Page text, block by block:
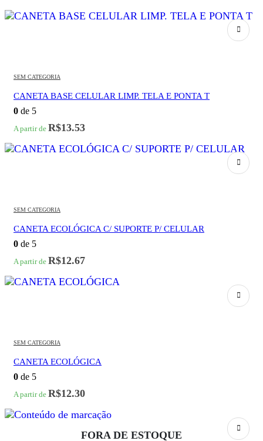
SEM CATEGORIA
CANETA BASE CELULAR LIMP. TELA E PONTA T
0 de 5
A partir de R$13.53
SEM CATEGORIA
CANETA ECOLÓGICA C/ SUPORTE P/ CELULAR
0 de 5
A partir de R$12.67
SEM CATEGORIA
CANETA ECOLÓGICA
0 de 5
A partir de R$12.30
FORA DE ESTOQUE